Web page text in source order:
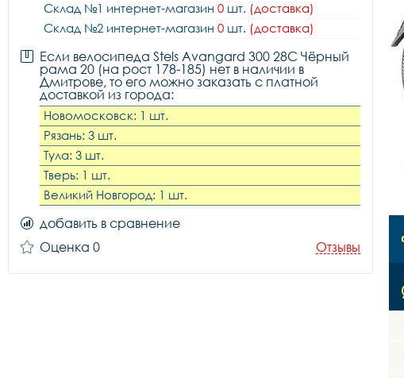
Склад №1 интернет-магазин 0 шт. (доставка)
Склад №2 интернет-магазин 0 шт. (доставка)
Если велосипеда Stels Avangard 300 28C Чёрный
рама 20 (на рост 178-185) нет в наличии в
Дмитрове, то его можно заказать с платной
доставкой из города:
Новомосковск: 1 шт.
Рязань: 3 шт.
Тула: 3 шт.
Тверь: 1 шт.
Великий Новгород: 1 шт.
добавить в сравнение
Оценка 0
Отзывы